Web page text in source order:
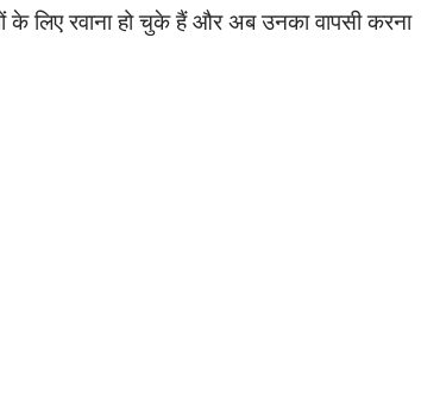
लिए रवाना हो चुके हैं और अब उनका वापसी करना